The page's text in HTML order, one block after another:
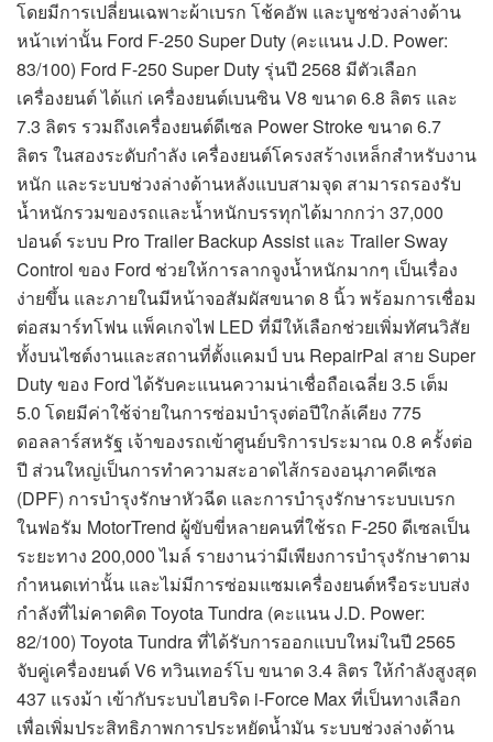
โดยมีการเปลี่ยนเฉพาะผ้าเบรก โช้คอัพ และบูชช่วงล่างด้าน
หน้าเท่านั้น Ford F-250 Super Duty (คะแนน J.D. Power:
83/100) Ford F-250 Super Duty รุ่นปี 2568 มีตัวเลือก
เครื่องยนต์ ได้แก่ เครื่องยนต์เบนซิน V8 ขนาด 6.8 ลิตร และ
7.3 ลิตร รวมถึงเครื่องยนต์ดีเซล Power Stroke ขนาด 6.7
ลิตร ในสองระดับกำลัง เครื่องยนต์โครงสร้างเหล็กสำหรับงาน
หนัก และระบบช่วงล่างด้านหลังแบบสามจุด สามารถรองรับ
น้ำหนักรวมของรถและน้ำหนักบรรทุกได้มากกว่า 37,000
ปอนด์ ระบบ Pro Trailer Backup Assist และ Trailer Sway
Control ของ Ford ช่วยให้การลากจูงน้ำหนักมากๆ เป็นเรื่อง
ง่ายขึ้น และภายในมีหน้าจอสัมผัสขนาด 8 นิ้ว พร้อมการเชื่อม
ต่อสมาร์ทโฟน แพ็คเกจไฟ LED ที่มีให้เลือกช่วยเพิ่มทัศนวิสัย
ทั้งบนไซต์งานและสถานที่ตั้งแคมป์ บน RepairPal สาย Super
Duty ของ Ford ได้รับคะแนนความน่าเชื่อถือเฉลี่ย 3.5 เต็ม
5.0 โดยมีค่าใช้จ่ายในการซ่อมบำรุงต่อปีใกล้เคียง 775
ดอลลาร์สหรัฐ เจ้าของรถเข้าศูนย์บริการประมาณ 0.8 ครั้งต่อ
ปี ส่วนใหญ่เป็นการทำความสะอาดไส้กรองอนุภาคดีเซล
(DPF) การบำรุงรักษาหัวฉีด และการบำรุงรักษาระบบเบรก
ในฟอรัม MotorTrend ผู้ขับขี่หลายคนที่ใช้รถ F-250 ดีเซลเป็น
ระยะทาง 200,000 ไมล์ รายงานว่ามีเพียงการบำรุงรักษาตาม
กำหนดเท่านั้น และไม่มีการซ่อมแซมเครื่องยนต์หรือระบบส่ง
กำลังที่ไม่คาดคิด Toyota Tundra (คะแนน J.D. Power:
82/100) Toyota Tundra ที่ได้รับการออกแบบใหม่ในปี 2565
จับคู่เครื่องยนต์ V6 ทวินเทอร์โบ ขนาด 3.4 ลิตร ให้กำลังสูงสุด
437 แรงม้า เข้ากับระบบไฮบริด i-Force Max ที่เป็นทางเลือก
เพื่อเพิ่มประสิทธิภาพการประหยัดน้ำมัน ระบบช่วงล่างด้าน